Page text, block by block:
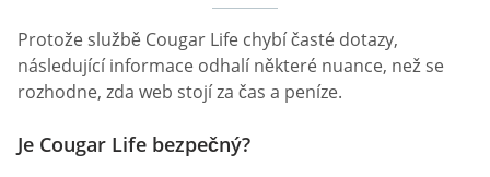
Protože službě Cougar Life chybí časté dotazy,
následující informace odhalí některé nuance, než se
rozhodne, zda web stojí za čas a peníze.
Je Cougar Life bezpečný?